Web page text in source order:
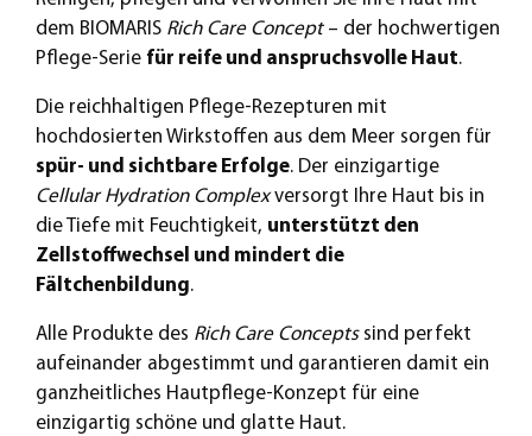
dem BIOMARIS Rich Care Concept– der hochwertigen
Pflege-Serie für reife und anspruchsvolle Haut.
Die reichhaltigen Pflege-Rezepturen mit
hochdosierten Wirkstoffen aus dem Meer sorgen für
spür- und sichtbare Erfolge. Der einzigartige
Cellular Hydration Complexversorgt Ihre Haut bis in
die Tiefe mit Feuchtigkeit, unterstützt den
Zellstoffwechsel und mindert die
Fältchenbildung.
Alle Produkte des Rich Care Conceptssind perfekt
aufeinander abgestimmt und garantieren damit ein
ganzheitliches Hautpflege-Konzept für eine
einzigartig schöne und glatte Haut.